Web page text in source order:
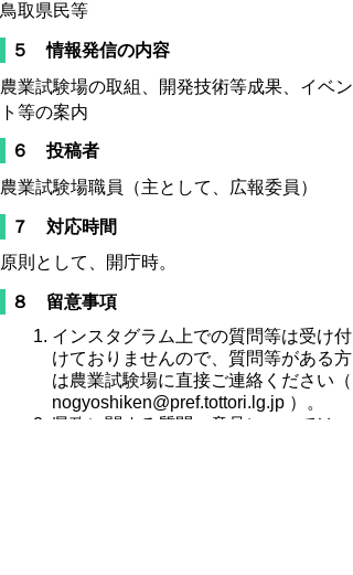
鳥取県民等
５ 情報発信の内容
農業試験場の取組、開発技術等成果、イベン
ト等の案内
６ 投稿者
農業試験場職員（主として、広報委員）
７ 対応時間
原則として、開庁時。
８ 留意事項
インスタグラム上での質問等は受け付
けておりませんので、質問等がある方
は農業試験場に直接ご連絡ください（
nogyoshiken@pref.tottori.lg.jp ）。
県政に関する質問・意見については、